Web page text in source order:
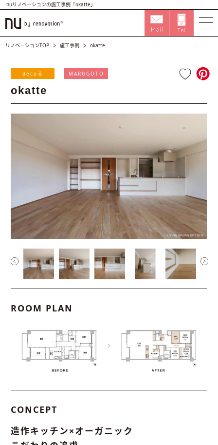
nuリノベーションの施工事例「okatte」
リノベーションTOP 施工事例 okatte
decoる MARUGOTO
okatte
ROOM PLAN
CONCEPT
造作キッチン×オーガニック